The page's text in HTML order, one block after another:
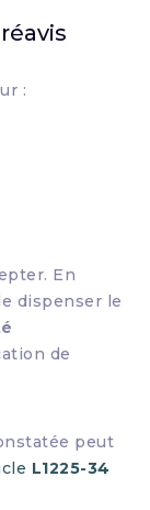
:
En
dispenser le
de
peut
L1225-34